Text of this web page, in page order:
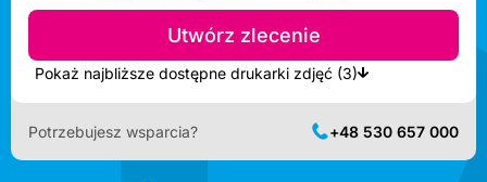
Utwórz zlecenie
Pokaż najbliższe dostępne drukarki zdjęć (3)
Potrzebujesz wsparcia? +48 530 657 000